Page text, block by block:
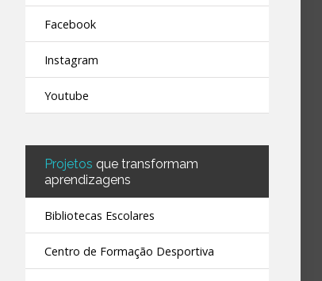
Facebook
Instagram
Youtube
Projetosque transformam
aprendizagens
Bibliotecas Escolares
Centro de Formação Desportiva